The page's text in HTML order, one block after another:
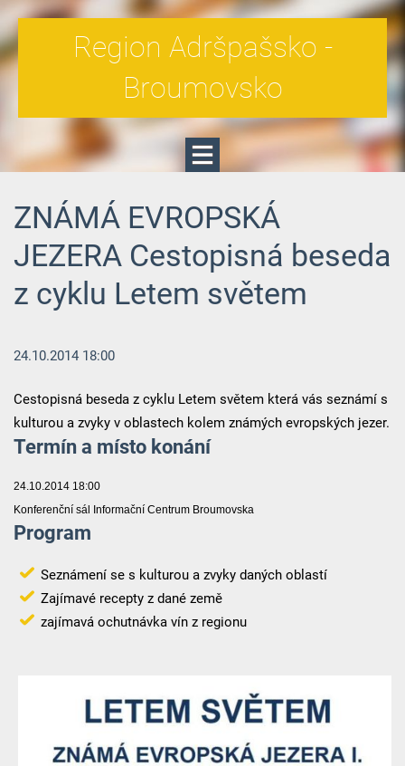
Region Adršpašsko -
Broumovsko
ZNÁMÁ EVROPSKÁ
JEZERA Cestopisná beseda
z cyklu Letem světem
24.10.2014 18:00
Cestopisná beseda z cyklu Letem světem která vás seznámí s
kulturou a zvyky v oblastech kolem známých evropských jezer.
Termín a místo konání
24.10.2014 18:00
Konferenční sál Informační Centrum Broumovska
Program
Seznámení se s kulturou a zvyky daných oblastí
Zajímavé recepty z dané země
zajímavá ochutnávka vín z regionu